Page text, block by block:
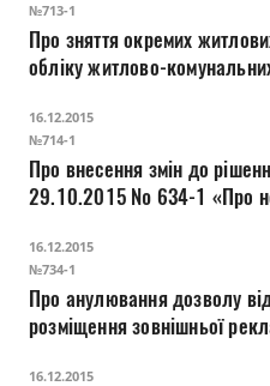
№713-1
Про зняття окремих житлових будинків з балансового
обліку житлово-
16.12.2015
№714-1
Про внесення змін до рішення
29.10.2015 № 634-1 «Про новий
житлового фонду в міську
16.12.2015
№734-1
Про анулювання дозволу
розміщення зовнішньої
16.12.2015